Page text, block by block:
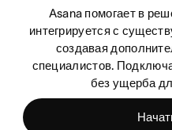
Asana помогает в
интегрируется с
создавая
специалистов.
без ущерба